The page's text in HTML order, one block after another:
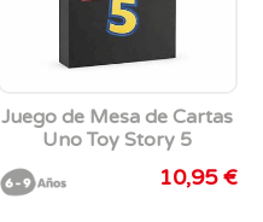
Juego de Mesa de Cartas
Uno Toy Story 5
10,95 €